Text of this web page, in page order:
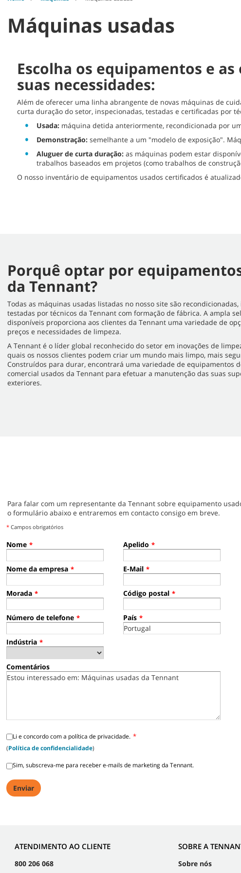
Máquinas usadas
Escolha os equipamentos e
suas necessidades:
Além de oferecer uma linha abrangente de novas máquinas de
curta duração do setor, inspecionadas, testadas e certificadas por
Usada: máquina detida anteriormente, recondicionada por
Demonstração: semelhante a um "modelo de exposição".
Aluguer de curta duração: as máquinas podem estar
trabalhos baseados em projetos (como trabalhos de
O nosso inventário de equipamentos usados certificados é
Porquê optar por
da Tennant?
Todas as máquinas usadas listadas no nosso site são
testadas por técnicos da Tennant com formação de fábrica. A ampla
disponíveis proporciona aos clientes da Tennant uma variedade de
preços e necessidades de limpeza.
A Tennant é o líder global reconhecido do setor em inovações de
quais os nossos clientes podem criar um mundo mais limpo, mais
Construídos para durar, encontrará uma variedade de equipamentos
comercial usados da Tennant para efetuar a manutenção das suas
exteriores.
Para falar com um representante da Tennant sobre equipamento
o formulário abaixo e entraremos em contacto consigo em breve.
* Campos obrigatórios
Nome * Apelido *
Nome da empresa * E-Mail *
Morada * Código postal *
Número de telefone * País *
Indústria *
Comentários
Li e concordo com a política de privacidade. *
(Política de confidencialidade)
Sim, subscreva-me para receber e-mails de marketing da Tennant.
ATENDIMENTO AO CLIENTE
800 206 068
SOBRE A
Sobre nós